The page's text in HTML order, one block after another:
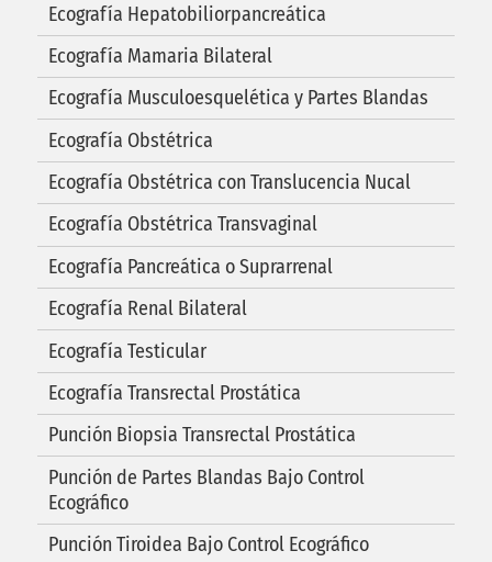
Ecografía Hepatobiliorpancreática
Ecografía Mamaria Bilateral
Ecografía Musculoesquelética y Partes Blandas
Ecografía Obstétrica
Ecografía Obstétrica con Translucencia Nucal
Ecografía Obstétrica Transvaginal
Ecografía Pancreática o Suprarrenal
Ecografía Renal Bilateral
Ecografía Testicular
Ecografía Transrectal Prostática
Punción Biopsia Transrectal Prostática
Punción de Partes Blandas Bajo Control
Ecográfico
Punción Tiroidea Bajo Control Ecográfico